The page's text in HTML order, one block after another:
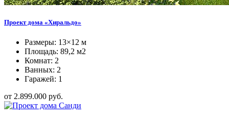
Проект дома «Хиральдо»
Размеры: 13×12 м
Площадь: 89,2 м2
Комнат: 2
Ванных: 2
Гаражей: 1
от 2.899.000 руб.